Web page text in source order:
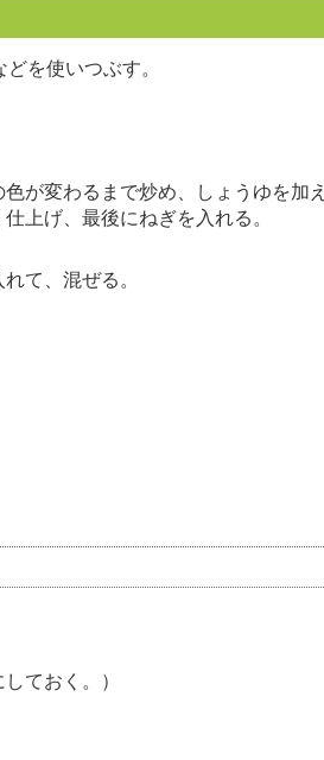
を使いつぶす。
が変わるまで炒め、しょうゆを加え
上げ、最後にねぎを入れる。
て、混ぜる。
ておく。）